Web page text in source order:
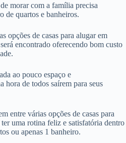
morar com a família precisa
de quartos e banheiros.
opções de casas para alugar em
encontrado oferecendo bom custo
ao pouco espaço e
hora de todos saírem para seus
entre várias opções de casas para
uma rotina feliz e satisfatória dentro
ou apenas 1 banheiro.